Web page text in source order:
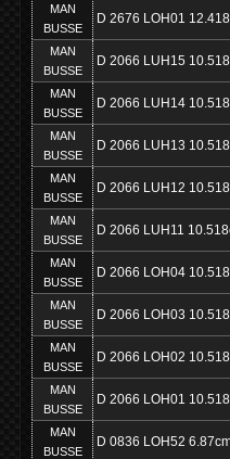
MAN
BUSSE
D 2676 LOH01
MAN
BUSSE
D 2066 LUH15
MAN
BUSSE
D 2066 LUH14
MAN
BUSSE
D 2066 LUH13
MAN
BUSSE
D 2066 LUH12
MAN
BUSSE
D 2066 LUH11
MAN
BUSSE
D 2066 LOH04
MAN
BUSSE
D 2066 LOH03
MAN
BUSSE
D 2066 LOH02
MAN
BUSSE
D 2066 LOH01
MAN
BUSSE
D 0836 LOH52